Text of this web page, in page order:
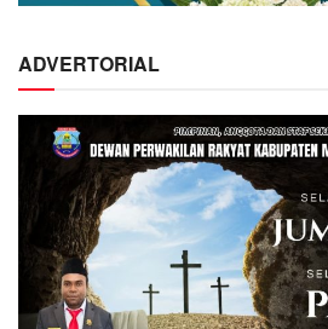
ADVERTORIAL